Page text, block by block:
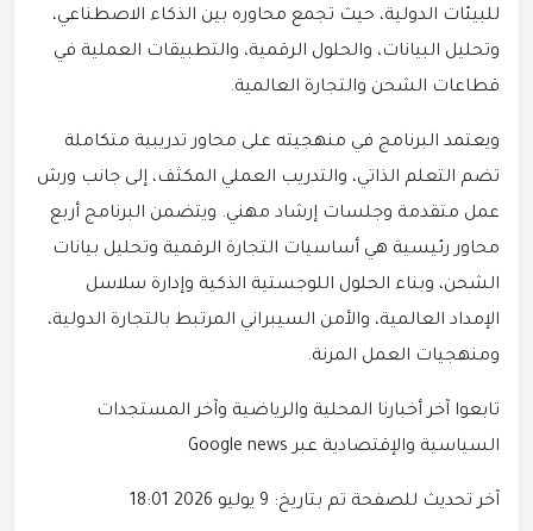
للبيئات الدولية، حيث تجمع محاوره بين الذكاء الاصطناعي،
وتحليل البيانات، والحلول الرقمية، والتطبيقات العملية في
قطاعات الشحن والتجارة العالمية.
ويعتمد البرنامج في منهجيته على محاور تدريبية متكاملة
تضم التعلم الذاتي، والتدريب العملي المكثف، إلى جانب ورش
عمل متقدمة وجلسات إرشاد مهني. ويتضمن البرنامج أربع
محاور رئيسية هي أساسيات التجارة الرقمية وتحليل بيانات
الشحن، وبناء الحلول اللوجستية الذكية وإدارة سلاسل
الإمداد العالمية، والأمن السيبراني المرتبط بالتجارة الدولية،
ومنهجيات العمل المرنة.
تابعوا آخر أخبارنا المحلية والرياضية وآخر المستجدات
السياسية والإقتصادية عبر Google news
آخر تحديث للصفحة تم بتاريخ: 9 يوليو 2026 18:01